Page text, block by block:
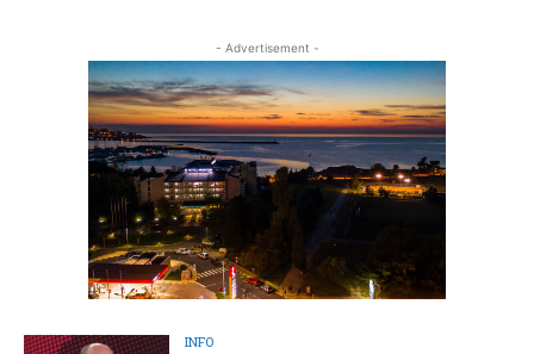
- Advertisement -
INFO